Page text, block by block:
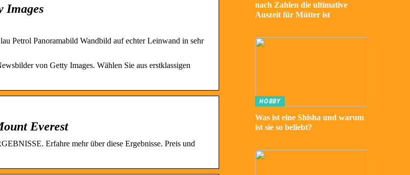
Images
Petrol Panoramabild Wandbild auf echter Leinwand in sehr
von Getty Images. Wählen Sie aus erstklassigen
Everest
Erfahre mehr über diese Ergebnisse. Preis und
nach Zahlen die ultimative
Auszeit für Mütter ist
HOBBY
Was ist eine Shisha und warum
ist sie so beliebt?